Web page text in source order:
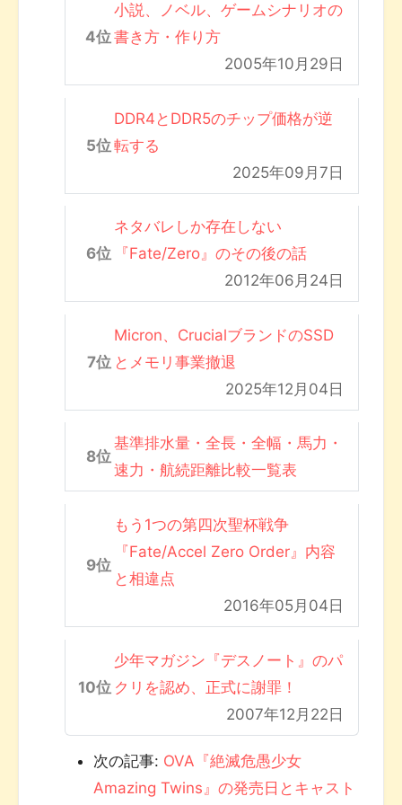
小説、ノベル、ゲームシナリオの
書き方・作り方
2005年10月29日
DDR4とDDR5のチップ価格が逆
転する
2025年09月7日
ネタバレしか存在しない
『Fate/Zero』のその後の話
2012年06月24日
Micron、CrucialブランドのSSD
とメモリ事業撤退
2025年12月04日
基準排水量・全長・全幅・馬力・
速力・航続距離比較一覧表
もう1つの第四次聖杯戦争
『Fate/Accel Zero Order』内容
と相違点
2016年05月04日
少年マガジン『デスノート』のパ
クリを認め、正式に謝罪！
2007年12月22日
次の記事: OVA『絶滅危愚少女
Amazing Twins』の発売日とキャスト